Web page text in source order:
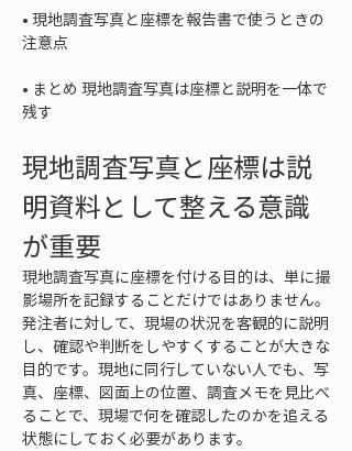
• 現地調査写真と座標を報告書で使うときの
• まとめ 現地調査写真は座標と説明を一体で
残す
現地調査写真と座標は説
明資料として整える意識
が重要
現地調査写真に座標を付ける目的は、単に撮
影場所を記録することだけではありません。
発注者に対して、現場の状況を客観的に説明
し、確認や判断をしやすくすることが大きな
目的です。現地に同行していない人でも、写
真、座標、図面上の位置、調査メモを見比べ
ることで、現場で何を確認したのかを追える
状態にしておく必要があります。